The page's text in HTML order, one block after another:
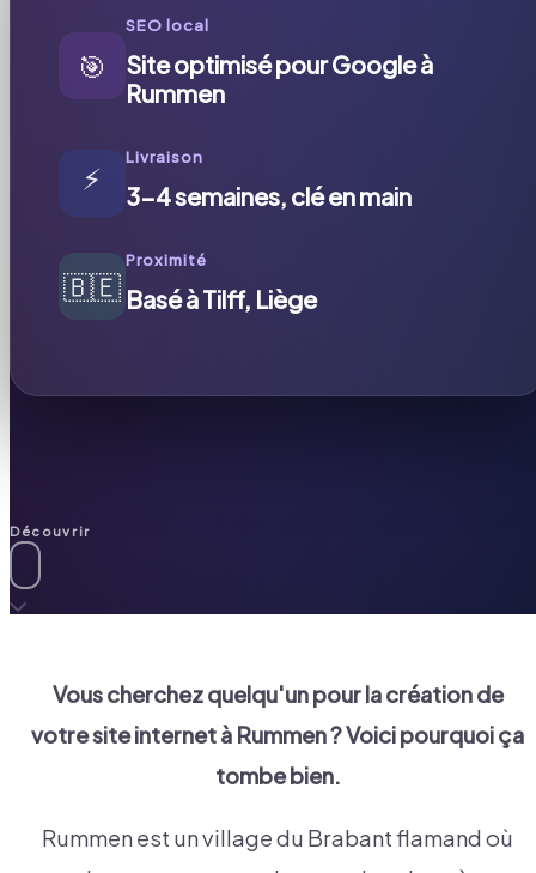
🎯
SEO local
Site optimisé pour Google à
Rummen
⚡
Livraison
3-4 semaines, clé en main
🇧🇪
Proximité
Basé à Tilff, Liège
Découvrir
Vous cherchez quelqu'un pour la création de
votre site internet à Rummen? Voici pourquoi ça
tombe bien.
Rummen est un village du Brabant flamand où